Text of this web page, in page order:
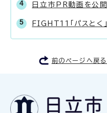
日立市PR動画を公開
FIGHT11「パスとく」
前のページへ戻る